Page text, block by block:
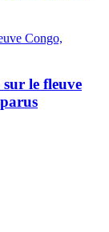
le fleuve